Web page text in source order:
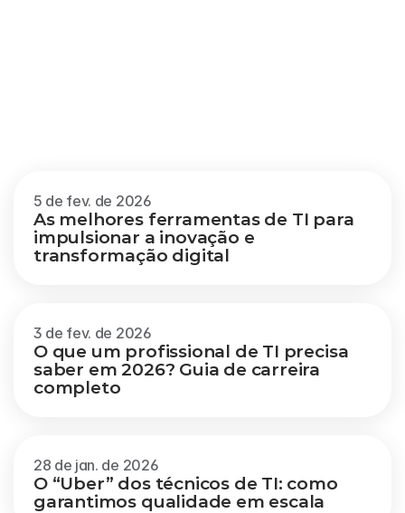
5 de fev. de 2026
As melhores ferramentas de TI para
impulsionar a inovação e
transformação digital
3 de fev. de 2026
O que um profissional de TI precisa
saber em 2026? Guia de carreira
completo
28 de jan. de 2026
O “Uber” dos técnicos de TI: como
garantimos qualidade em escala